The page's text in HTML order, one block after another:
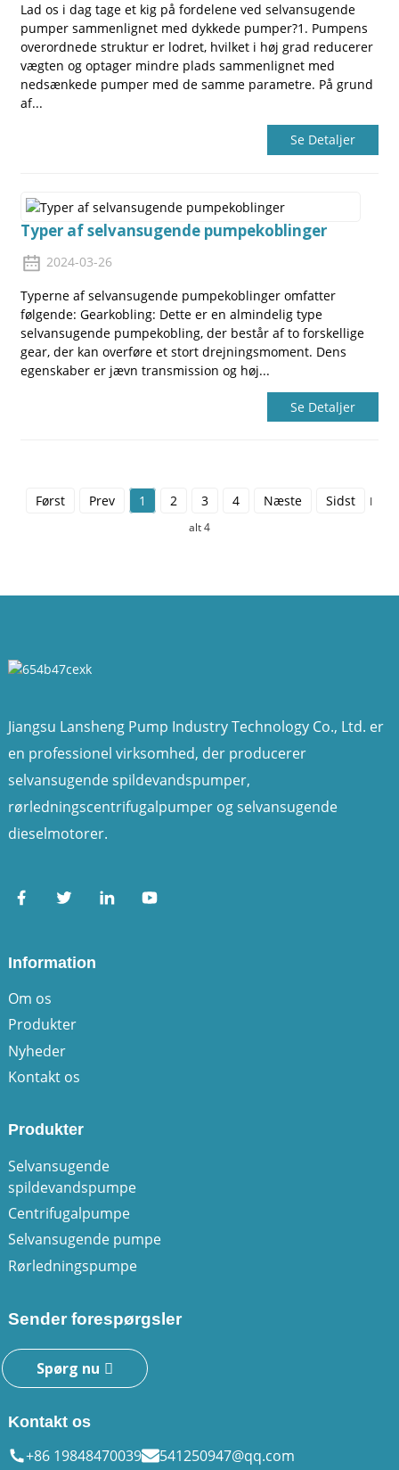
Lad os i dag tage et kig på fordelene ved selvansugende
pumper sammenlignet med dykkede pumper?1. Pumpens
overordnede struktur er lodret, hvilket i høj grad reducerer
vægten og optager mindre plads sammenlignet med
nedsænkede pumper med de samme parametre. På grund
af...
Se Detaljer
Typer af selvansugende pumpekoblinger
2024-03-26
Typerne af selvansugende pumpekoblinger omfatter
følgende: Gearkobling: Dette er en almindelig type
selvansugende pumpekobling, der består af to forskellige
gear, der kan overføre et stort drejningsmoment. Dens
egenskaber er jævn transmission og høj...
Se Detaljer
Først Prev 1 2 3 4 Næste Sidst
I
alt 4
Jiangsu Lansheng Pump Industry Technology Co., Ltd. er
en professionel virksomhed, der producerer
selvansugende spildevandspumper,
rørledningscentrifugalpumper og selvansugende
dieselmotorer.
Information
Om os
Produkter
Nyheder
Kontakt os
Produkter
Selvansugende
spildevandspumpe
Centrifugalpumpe
Selvansugende pumpe
Rørledningspumpe
Sender forespørgsler
Spørg nu
Kontakt os
+86 19848470039 541250947@qq.com